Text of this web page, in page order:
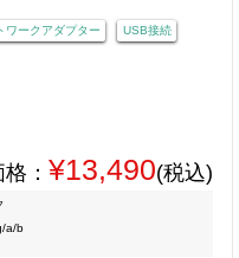
ワークアダプター USB接続
： ¥13,490(税込)
a/b